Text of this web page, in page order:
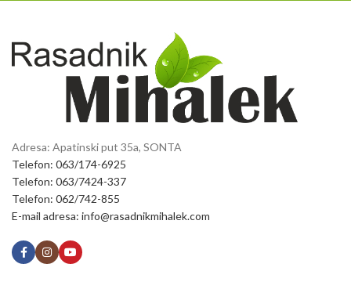
Adresa: Apatinski put 35a, SONTA
Telefon: 063/174-6925
Telefon: 063/7424-337
Telefon: 062/742-855
E-mail adresa: info@rasadnikmihalek.com